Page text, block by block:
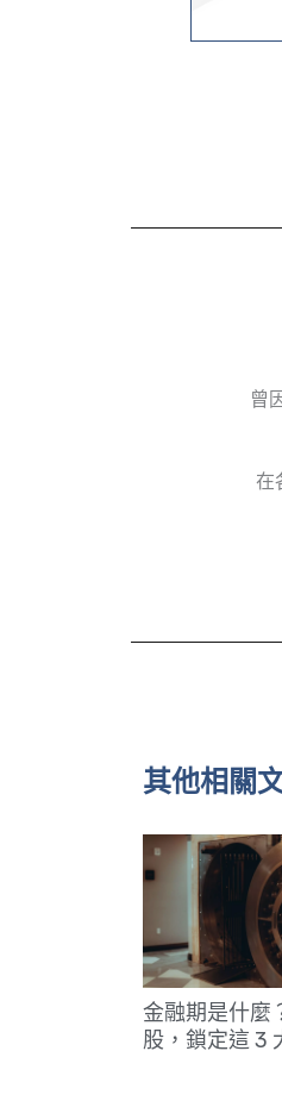
曾
在
其他相關
金融期是什麼
股，鎖定這 3